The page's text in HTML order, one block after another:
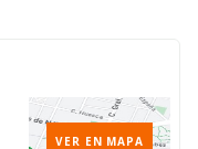
VER EN MAPA